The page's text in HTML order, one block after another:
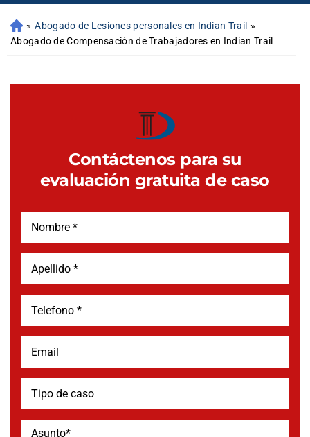
» Abogado de Lesiones personales en Indian Trail »
Abogado de Compensación de Trabajadores en Indian Trail
Contáctenos para su
evaluación gratuita de caso